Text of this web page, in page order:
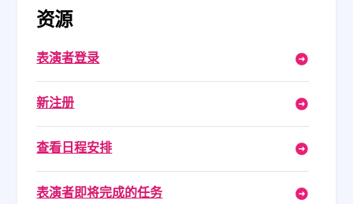
资源
表演者登录
新注册
查看日程安排
表演者即将完成的任务